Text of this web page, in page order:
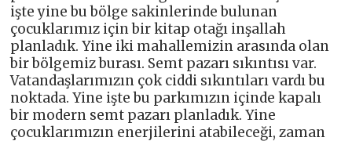
işte yine bu bölge sakinlerinde bulunan
çocuklarımız için bir kitap otağı inşallah
planladık. Yine iki mahallemizin arasında olan
bir bölgemiz burası. Semt pazarı sıkıntısı var.
Vatandaşlarımızın çok ciddi sıkıntıları vardı bu
noktada. Yine işte bu parkımızın içinde kapalı
bir modern semt pazarı planladık. Yine
çocuklarımızın enerjilerini atabileceği, zaman